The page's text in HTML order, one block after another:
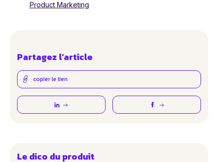
Product Marketing
Partagez l’article
copier le lien
Le dico du produit